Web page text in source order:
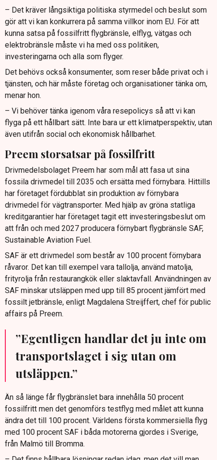
– Det kräver långsiktiga politiska styrmedel och beslut som
gör att vi kan konkurrera på samma villkor inom EU. För att
kunna satsa på fossilfritt flygbränsle, elflyg, vätgas och
elektrobränsle måste vi ha med oss politiken,
investeringarna och alla som flyger.
Det behövs också konsumenter, som reser både privat och i
tjänsten, och här måste företag och organisationer tänka om,
menar hon.
– Vi behöver tänka igenom våra resepolicys så att vi kan
flyga på ett hållbart sätt. Inte bara ur ett klimatperspektiv, utan
även utifrån social och ekonomisk hållbarhet.
Preem storsatsar på fossilfritt
Drivmedelsbolaget Preem har som mål att fasa ut sina
fossila drivmedel till 2035 och ersätta med förnybara. Hittills
har företaget fördubblat sin produktion av förnybara
drivmedel för vägtransporter. Med hjälp av gröna statliga
kreditgarantier har företaget tagit ett investeringsbeslut om
att från och med 2027 producera förnybart flygbränsle SAF,
Sustainable Aviation Fuel.
SAF är ett drivmedel som består av 100 procent förnybara
råvaror. Det kan till exempel vara tallolja, använd matolja,
frityrolja från restaurangkök eller slaktavfall. Användningen av
SAF minskar utsläppen med upp till 85 procent jämfört med
fossilt jetbränsle, enligt Magdalena Streijffert, chef för public
affairs på Preem.
”Egentligen handlar det ju inte om
transportslaget i sig utan om
utsläppen.”
Än så länge får flygbränslet bara innehålla 50 procent
fossilfritt men det genomförs testflyg med målet att kunna
ändra det till 100 procent. Världens första kommersiella flyg
med 100 procent SAF i båda motorerna gjordes i Sverige,
från Malmö till Bromma.